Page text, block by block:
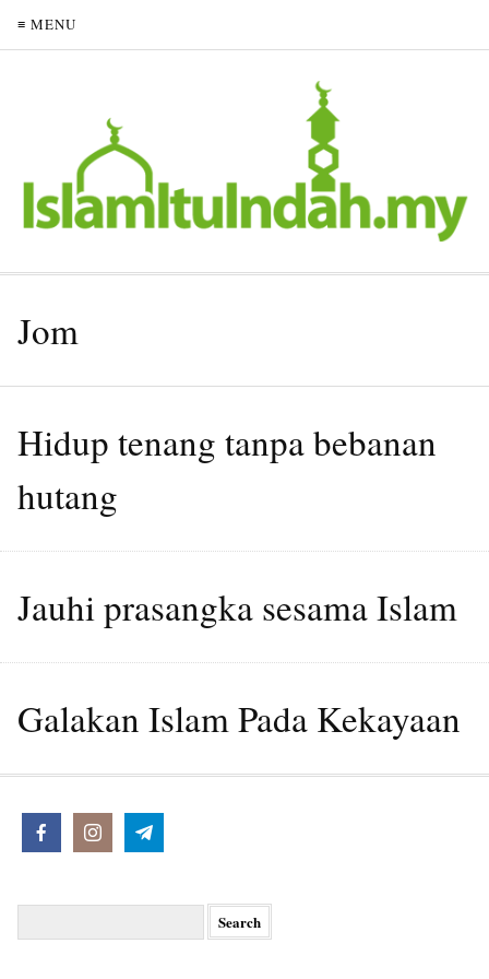
≡ MENU
Jom
Hidup tenang tanpa bebanan
hutang
Jauhi prasangka sesama Islam
Galakan Islam Pada Kekayaan